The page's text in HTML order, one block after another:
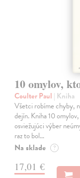
10 omylov,
Coulter Paul | Kniha
Všetci robíme chyby,
dejín. Kniha 10
osviežujúci výber
raz to bol…
Na sklade ?
17,01 €